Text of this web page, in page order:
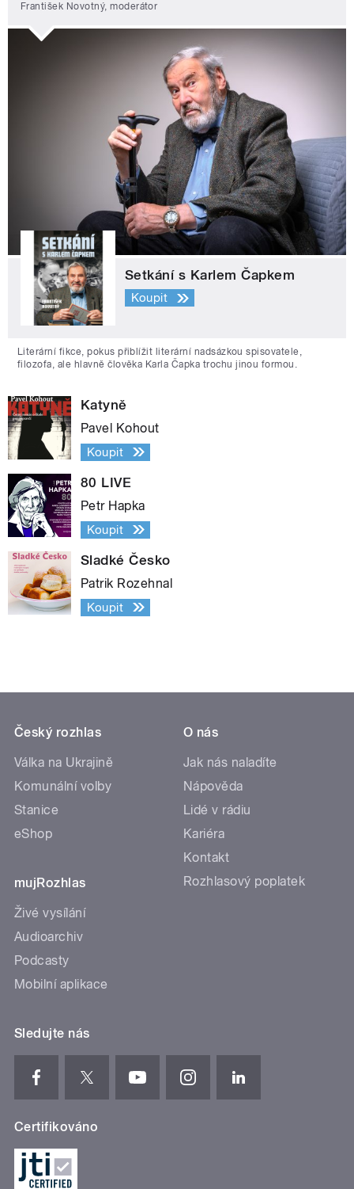
František Novotný, moderátor
Setkání s Karlem Čapkem
Koupit
Literární fikce, pokus přiblížit literární nadsázkou spisovatele,
filozofa, ale hlavně člověka Karla Čapka trochu jinou formou.
Katyně
Pavel Kohout
Koupit
80 LIVE
Petr Hapka
Koupit
Sladké Česko
Patrik Rozehnal
Koupit
Český rozhlas
Válka na Ukrajině
Komunální volby
Stanice
eShop
mujRozhlas
Živé vysílání
Audioarchiv
Podcasty
Mobilní aplikace
O nás
Jak nás naladíte
Nápověda
Lidé v rádiu
Kariéra
Kontakt
Rozhlasový poplatek
Sledujte nás
Certifikováno